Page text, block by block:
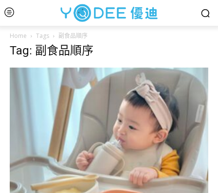
Home Tags 副食品順序
Tag: 副食品順序